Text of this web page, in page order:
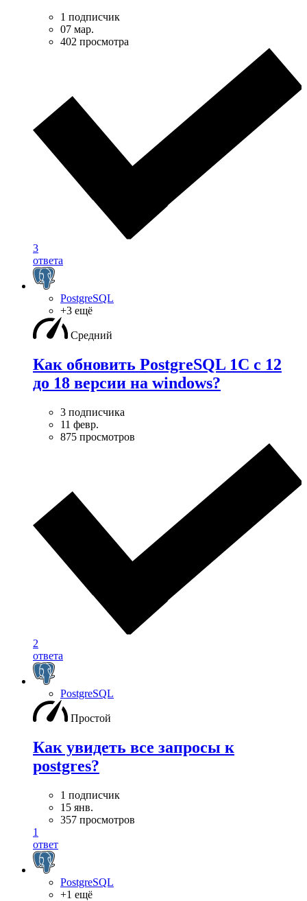
1 подписчик
07 мар.
402 просмотра
3
ответа
PostgreSQL
+3 ещё
Средний
Как обновить PostgreSQL 1С с 12
до 18 версии на windows?
3 подписчика
11 февр.
875 просмотров
2
ответа
PostgreSQL
Простой
Как увидеть все запросы к
postgres?
1 подписчик
15 янв.
357 просмотров
1
ответ
PostgreSQL
+1 ещё